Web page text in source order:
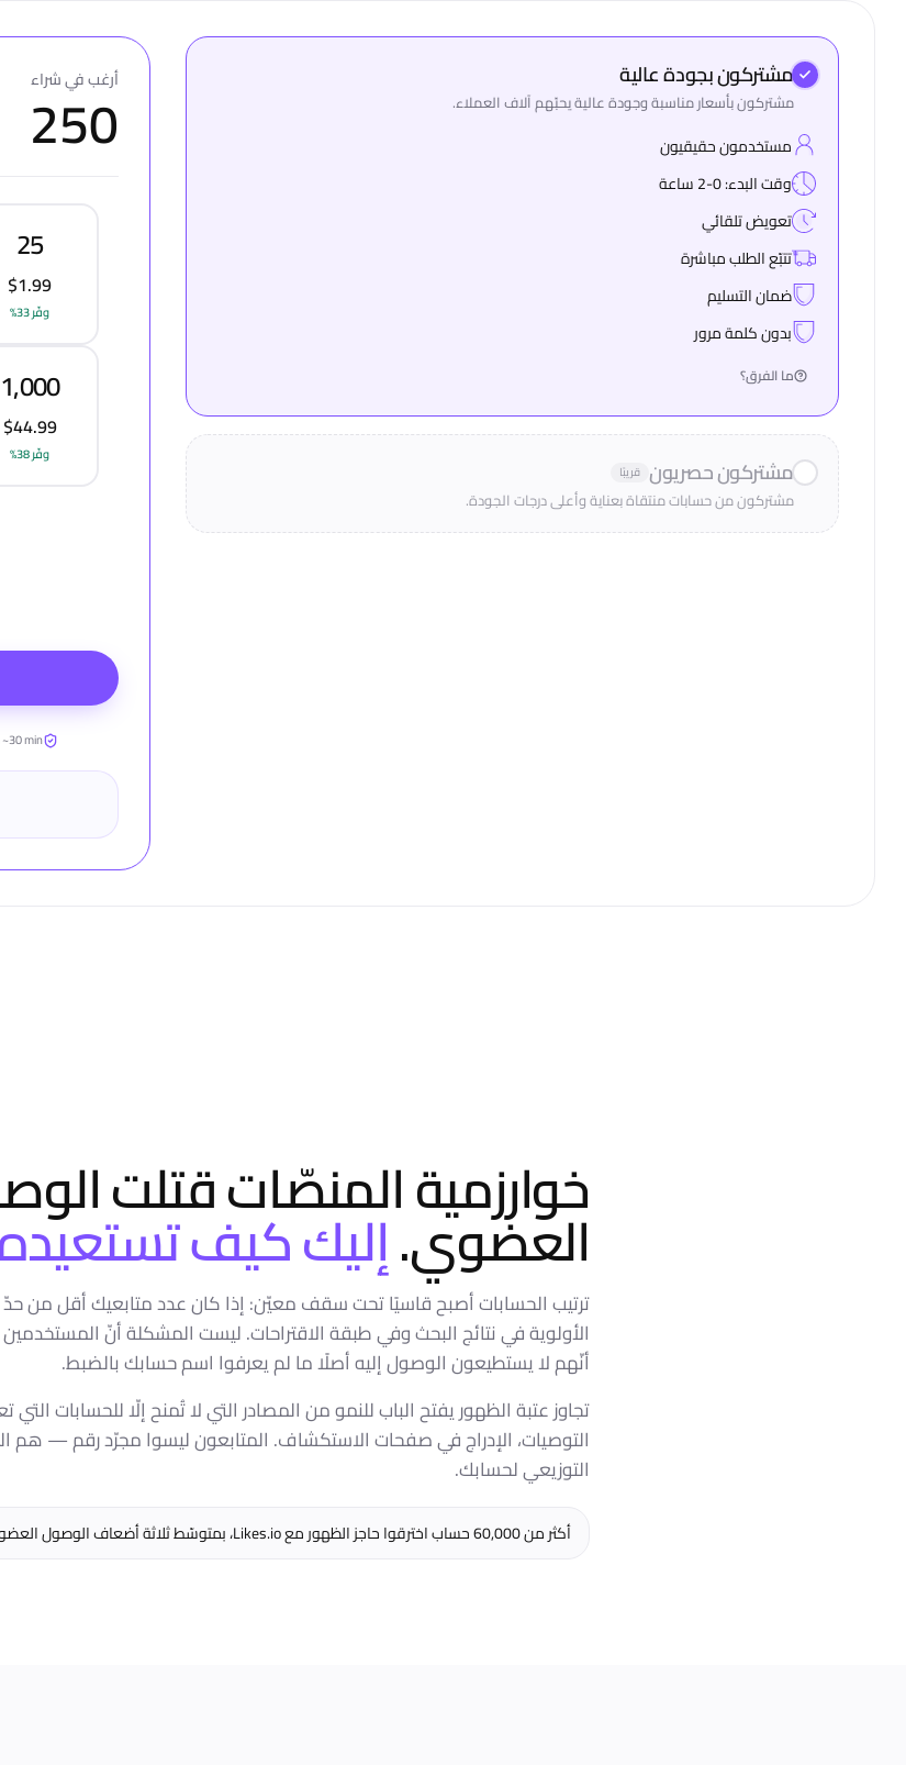
مشتركون بجودة عالية
مشتركون بأسعار مناسبة وجودة عالية يحبّهم آلاف العملاء.
مستخدمون حقيقيون
وقت البدء: 0-2 ساعة
تعويض تلقائي
تتبّع الطلب مباشرة
ضمان التسليم
بدون كلمة مرور
ما الفرق؟
مشتركون حصريون قريبًا
مشتركون من حسابات منتقاة بعناية وأعلى درجات الجودة.
أرغب في شراء
250
25
$1.99
وفّر 33%
1,000
$44.99
وفّر 38%
min
خوارزمية المنصّات قتلت
العضوي.إليك كيف
ترتيب الحسابات أصبح قاسيًا تحت سقف معيّن: إذا كان عدد متابعيك أقل من
الأولوية في نتائج البحث وفي طبقة الاقتراحات. ليست المشكلة أنّ
أنّهم لا يستطيعون الوصول إليه أصلًا ما لم يعرفوا اسم حسابك بالضبط.
تجاوز عتبة الظهور يفتح الباب للنمو من المصادر التي لا تُمنح إلّا للحسابات التي
التوصيات، الإدراج في صفحات الاستكشاف. المتابعون ليسوا مجرّد رقم — هم
التوزيعي لحسابك.
أكثر من 60,000 حساب اخترقوا حاجز الظهور مع Likes.io، بمتوسّط ثلاثة أضعاف الوصول العضوي خلال 45 يومًا من التسليم.